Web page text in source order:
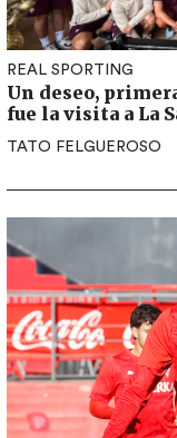
REAL SPORTING
Un deseo,
fue la visita a La
TATO FELGUEROSO